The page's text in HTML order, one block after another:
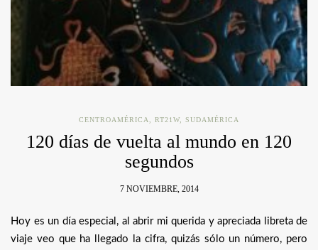
CENTROAMÉRICA RT21W SUDAMÉRICA
120 días de vuelta al mundo en 120
segundos
7 NOVIEMBRE, 2014
Hoy es un día especial, al abrir mi querida y apreciada libreta de
viaje veo que ha llegado la cifra, quizás sólo un número, pero